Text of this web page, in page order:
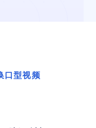
口型视频